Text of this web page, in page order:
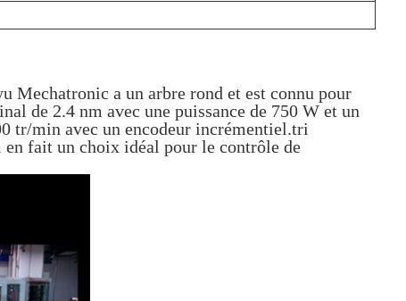
Mechatronic a un arbre rond et est connu pour
de 2.4 nm avec une puissance de 750 W et un
tr/min avec un encodeur incrémentiel.tri
fait un choix idéal pour le contrôle de